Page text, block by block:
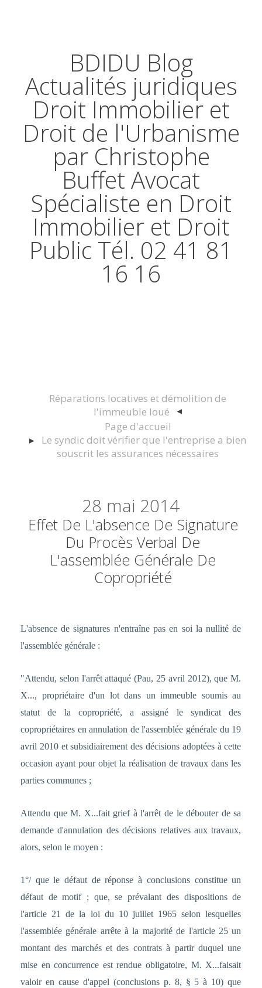
BDIDU Blog
Actualités juridiques
Droit Immobilier et
Droit de l'Urbanisme
par Christophe
Buffet Avocat
Spécialiste en Droit
Immobilier et Droit
Public Tél. 02 41 81
16 16
Réparations locatives et démolition de
l'immeuble loué
Page d'accueil
Le syndic doit vérifier que l'entreprise a bien
souscrit les assurances nécessaires
28 mai 2014
Effet De L'absence De Signature
Du Procès Verbal De
L'assemblée Générale De
Copropriété
L'absence de signatures n'entraîne pas en soi la nullité de
l'assemblée générale :
"Attendu, selon l'arrêt attaqué (Pau, 25 avril 2012), que M.
X..., propriétaire d'un lot dans un immeuble soumis au
statut de la copropriété, a assigné le syndicat des
copropriétaires en annulation de l'assemblée générale du 19
avril 2010 et subsidiairement des décisions adoptées à cette
occasion ayant pour objet la réalisation de travaux dans les
parties communes ;
Attendu que M. X...fait grief à l'arrêt de le débouter de sa
demande d'annulation des décisions relatives aux travaux,
alors, selon le moyen :
1°/ que le défaut de réponse à conclusions constitue un
défaut de motif ; que, se prévalant des dispositions de
l'article 21 de la loi du 10 juillet 1965 selon lesquelles
l'assemblée générale arrête à la majorité de l'article 25 un
montant des marchés et des contrats à partir duquel une
mise en concurrence est rendue obligatoire, M. X...faisait
valoir en cause d'appel (conclusions p. 8, § 5 à 10) que